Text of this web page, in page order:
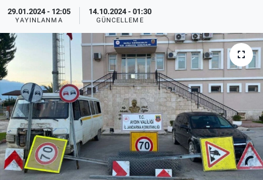
29.01.2024 - 12:05
YAYINLANMA
14.10.2024 - 01:30
GÜNCELLEME
Kültür Sanat
Magazin
Politika
Sağlık
Spor
Yaşam
Haber Arşivi